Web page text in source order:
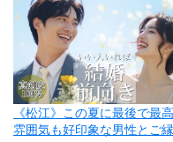
《松江》この夏に最後で最
雰囲気も好印象な男性とご